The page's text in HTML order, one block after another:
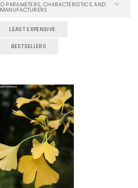
PARAMETERS, CHARACTERISTICS AND
MANUFACTURERS
LEAST EXPENSIVE
BESTSELLERS